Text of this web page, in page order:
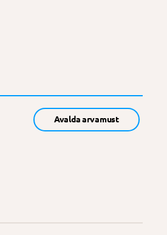
Avalda arvamust